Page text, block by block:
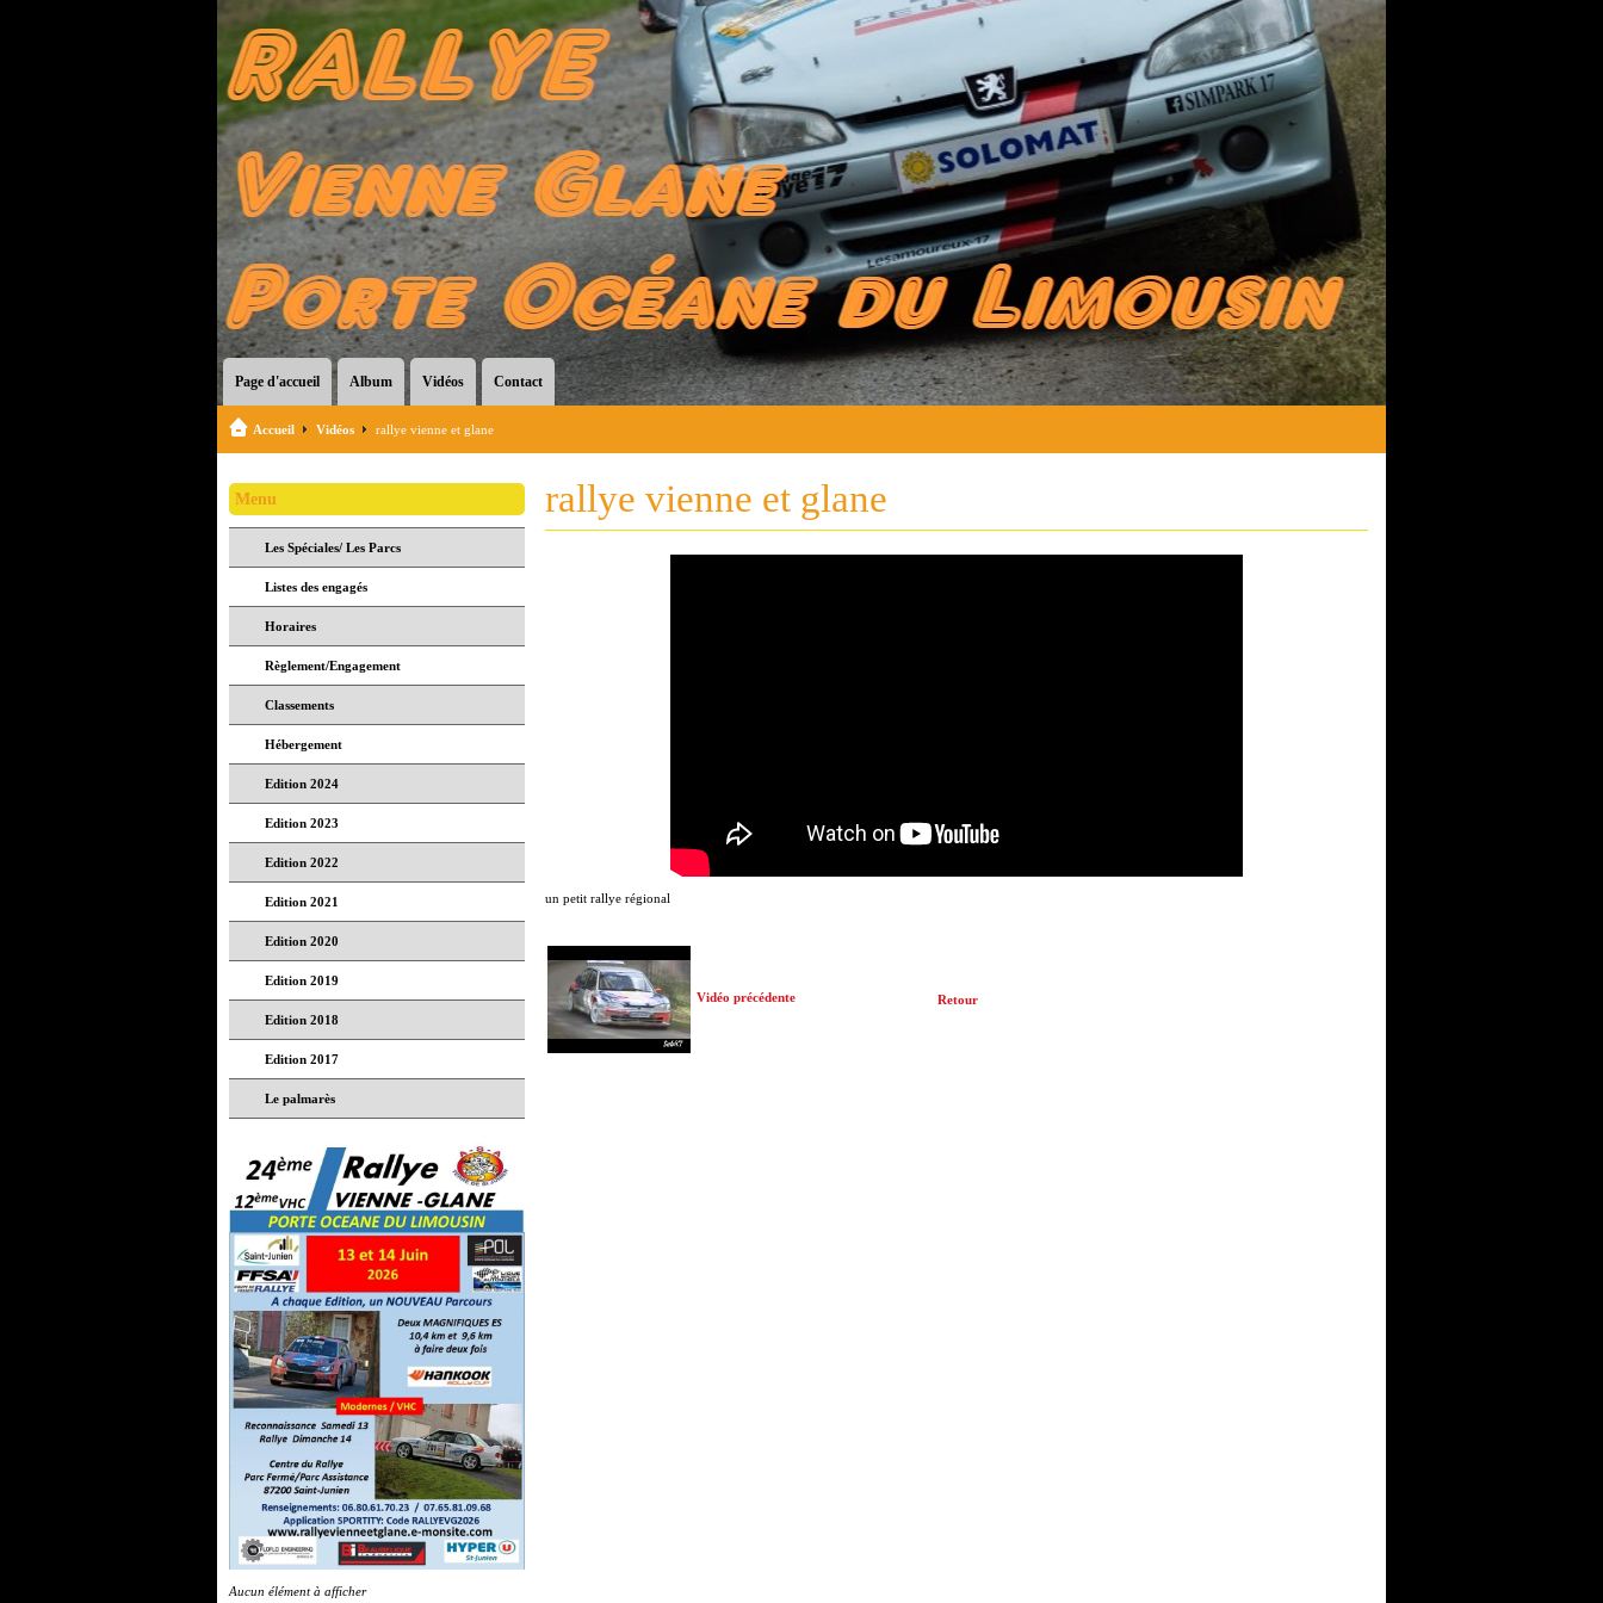
Page d'accueil Album Vidéos Contact
Accueil Vidéos rallye vienne et glane
rallye vienne et glane
un petit rallye régional
Vidéo précédente Retour
Menu
Les Spéciales/ Les Parcs
Listes des engagés
Horaires
Règlement/Engagement
Classements
Hébergement
Edition 2024
Edition 2023
Edition 2022
Edition 2021
Edition 2020
Edition 2019
Edition 2018
Edition 2017
Le palmarès
Aucun élément à afficher